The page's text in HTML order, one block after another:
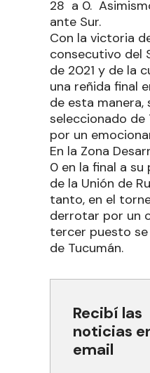
28 a 0.
ante Sur.
Con la victoria
consecutivo del
de 2021 y de la
una reñida final
de esta
seleccionado
por un
En la Zona
0 en la final a
de la Unión de
tanto, en el
derrotar por un
tercer puesto se
de Tucumán.
Recibí las
noticias
email